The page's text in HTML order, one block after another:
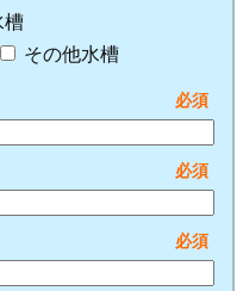
槽
その他水槽